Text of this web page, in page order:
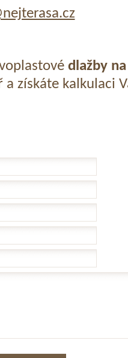
dlažby
získáte kalkulaci